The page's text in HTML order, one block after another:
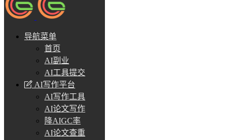
导航菜单
首页
AI副业
AI工具提交
AI写作平台
AI写作工具
AI论文写作
降AIGC率
AI论文查重